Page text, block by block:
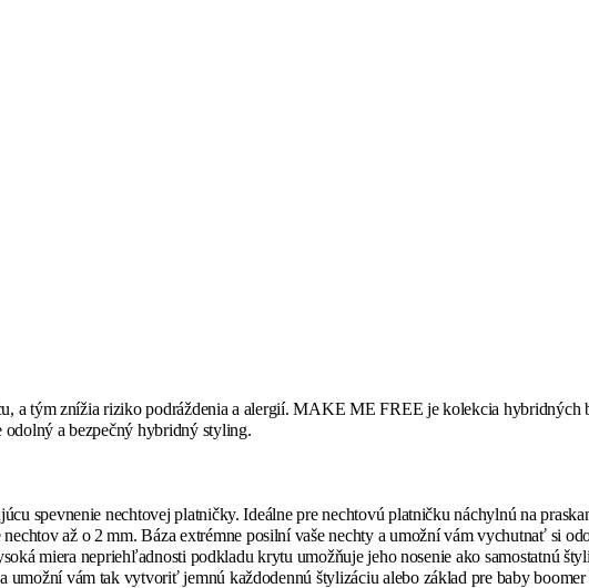
a tým znížia riziko podráždenia a alergií. MAKE ME FREE je kolekcia hybridných
a bezpečný hybridný styling.
spevnenie nechtovej platničky. Ideálne pre nechtovú platničku náchylnú na
až o 2 mm. Báza extrémne posilní vaše nechty a umožní vám vychutnať si
miera nepriehľadnosti podkladu krytu umožňuje jeho nosenie ako samostatnú
vám tak vytvoriť jemnú každodennú štylizáciu alebo základ pre baby